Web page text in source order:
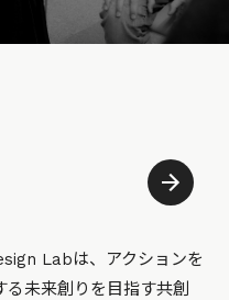
Labは、アクションを
未来創りを目指す共創